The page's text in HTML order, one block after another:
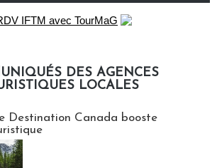
DES AGENCES
LOCALES
Destination Canada booste